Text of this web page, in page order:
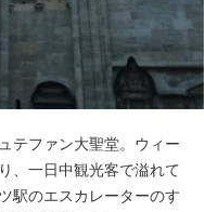
テファン大聖堂。ウィー
、一日中観光客で溢れて
駅のエスカレーターのす